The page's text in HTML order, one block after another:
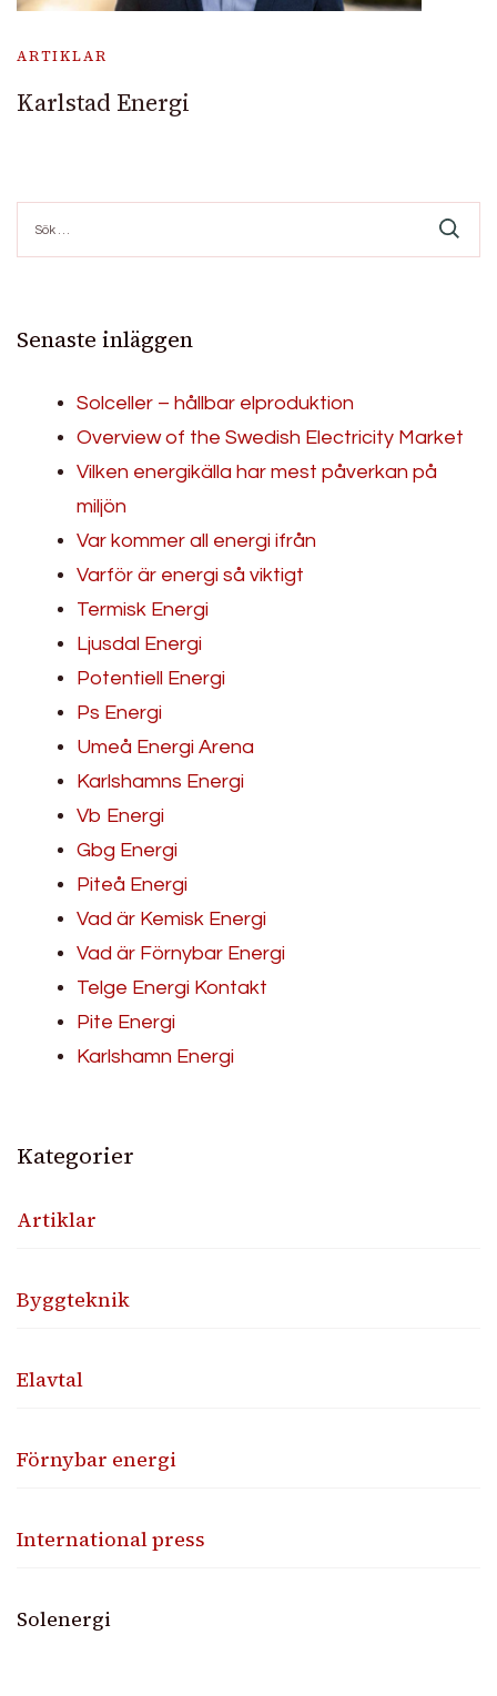
ARTIKLAR
Karlstad Energi
efter:
Senaste inläggen
Solceller – hållbar elproduktion
Overview of the Swedish Electricity Market
Vilken energikälla har mest påverkan på
miljön
Var kommer all energi ifrån
Varför är energi så viktigt
Termisk Energi
Ljusdal Energi
Potentiell Energi
Ps Energi
Umeå Energi Arena
Karlshamns Energi
Vb Energi
Gbg Energi
Piteå Energi
Vad är Kemisk Energi
Vad är Förnybar Energi
Telge Energi Kontakt
Pite Energi
Karlshamn Energi
Kategorier
Artiklar
Byggteknik
Elavtal
Förnybar energi
International press
Solenergi